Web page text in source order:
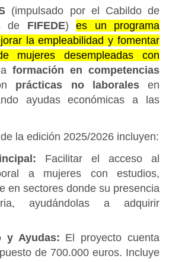
(impulsado por el Cabildo de
de FIFEDE)es un programa
la empleabilidad y fomentar
mujeres desempleadas con
formación en competencias
prácticas no laboralesen
ayudas económicas a las
la edición 2025/2026 incluyen:
Facilitar el acceso al
a mujeres con estudios,
en sectores donde su presencia
ayudándolas a adquirir
y Ayudas: El proyecto cuenta
de 700.000 euros. Incluye